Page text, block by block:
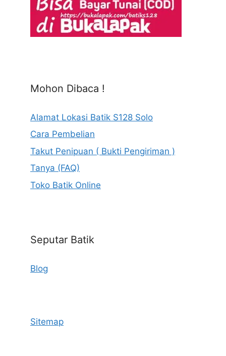
Mohon Dibaca !
Alamat Lokasi Batik S128 Solo
Cara Pembelian
Takut Penipuan ( Bukti Pengiriman )
Tanya (FAQ)
Toko Batik Online
Seputar Batik
Blog
Sitemap